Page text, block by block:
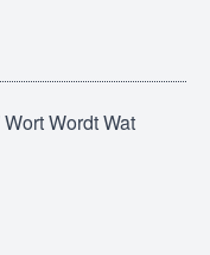
Wordt Wat